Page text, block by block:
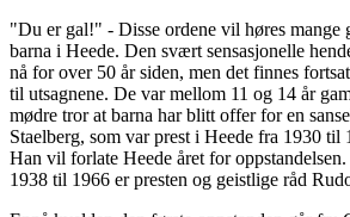
"Du er gal!" - Disse ordene vil høres mange
barna i Heede. Den svært sensasjonelle
nå for over 50 år siden, men det finnes
til utsagnene. De var mellom 11 og 14 år
mødre tror at barna har blitt offer for en
Staelberg, som var prest i Heede fra 1930 til
Han vil forlate Heede året for
1938 til 1966 er presten og geistlige råd